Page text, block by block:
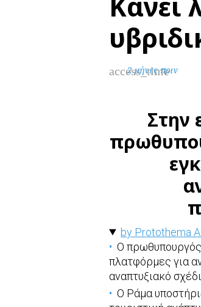
access_time
2 μήνες πριν
Στην
by Protothema
Ο πρωθυπουργός
πλατφόρμες για
αναπτυξιακό
Ο Ράμα